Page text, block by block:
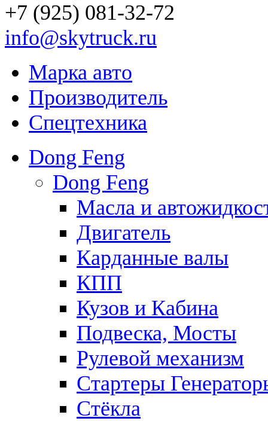
+7 (925) 081-32-72
info@skytruck.ru
Марка авто
Производитель
Спецтехника
Dong Feng
Dong Feng
Масла и
Двигатель
Карданные валы
КПП
Кузов и Кабина
Подвеска, Мосты
Рулевой механизм
Стартеры
Стёкла